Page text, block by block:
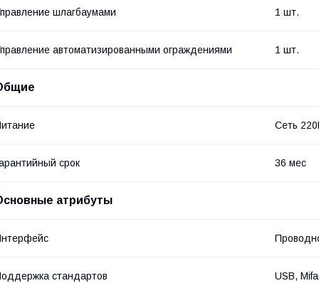
шлагбаумами 1 шт.
автоматизированными ограждениями 1 шт.
Сеть
срок 36 мес
атрибуты
стандартов USB,